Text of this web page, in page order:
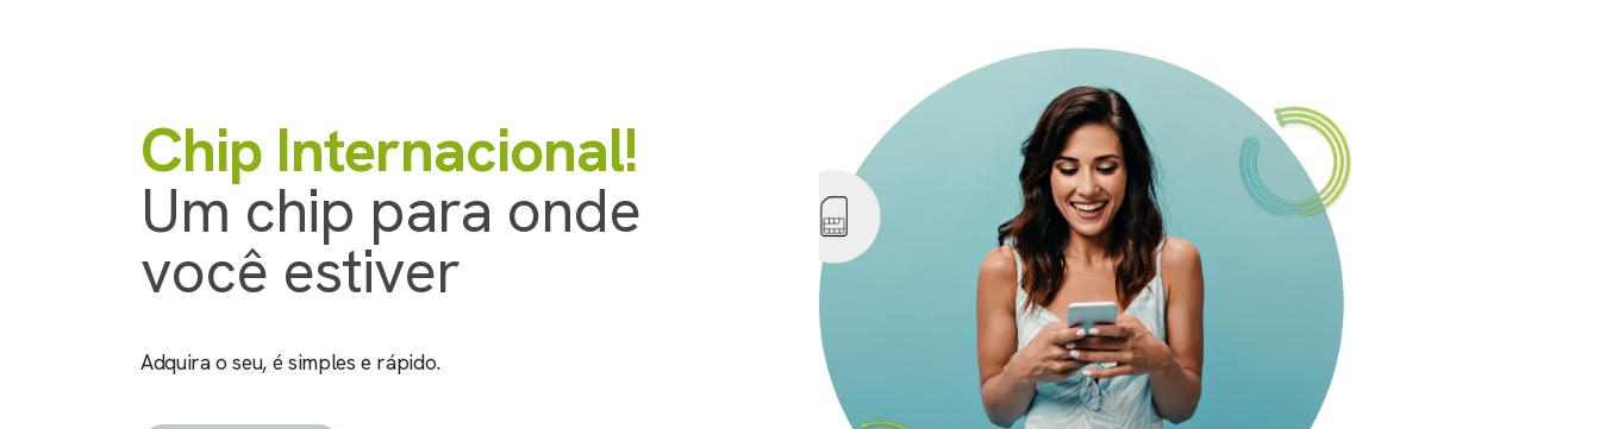
Chip Internacional!
Um chip para onde
você estiver
Adquira o seu, é simples e rápido.